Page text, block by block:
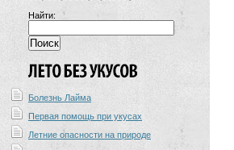
Найти:
Болезнь Лайма
Первая помощь при укусах
Летние опасности на природе